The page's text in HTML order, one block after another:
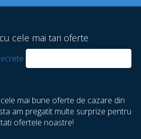
cele mai tari oferte
mai bune oferte de cazare din
am pregatit multe surprize pentru
ofertele noastre!